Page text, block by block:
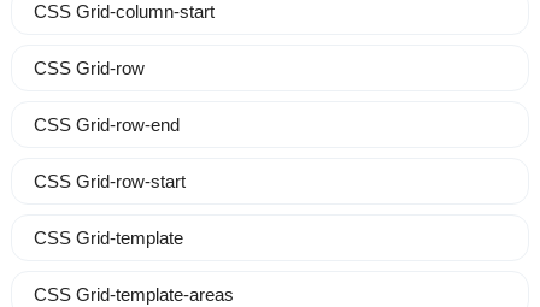
CSS Grid-column-start
CSS Grid-row
CSS Grid-row-end
CSS Grid-row-start
CSS Grid-template
CSS Grid-template-areas